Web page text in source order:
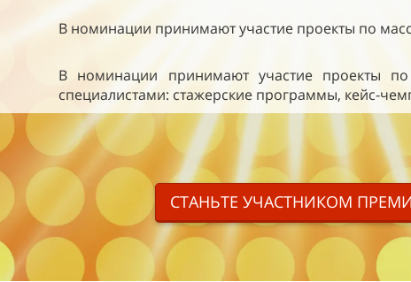
В номинации принимают участие проекты по
В номинации принимают участие проекты
специалистами: стажерские программы, кейс-
СТАНЬТЕ УЧАСТНИКОМ